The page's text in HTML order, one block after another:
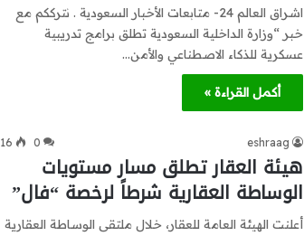
اشراق العالم 24- متابعات الأخبار السعودية . نترككم مع
خبر “وزارة الداخلية السعودية تطلق برامج تدريبية
عسكرية للذكاء الاصطناعي والأمن…
أكمل القراءة »
eshraag
0
16
هيئة العقار تطلق مسار مستويات
الوساطة العقارية شرطاً لرخصة “فال”
أعلنت الهيئة العامة للعقار، خلال ملتقى الوساطة العقارية